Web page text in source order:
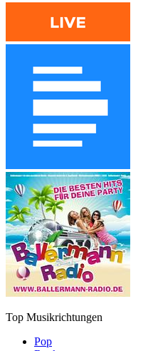
Top Musikrichtungen
Pop